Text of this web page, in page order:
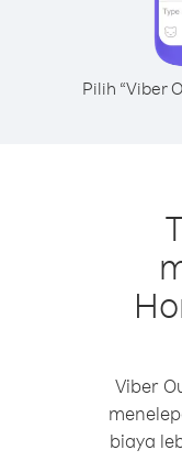
Pilih “Viber
Viber
biaya